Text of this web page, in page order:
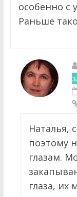
особенно с
Раньше
Наталья,
поэтому
глазам.
глаза, их